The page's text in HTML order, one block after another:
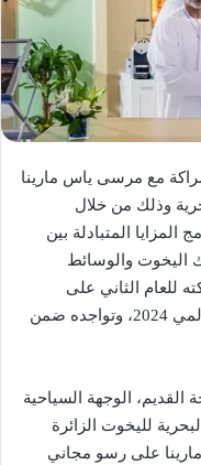
مع مرسى ياس مارينا
وذلك من خلال
المتبادلة بين
اليخوت والوسائط
للعام الثاني على
التوالي بمعرض دبي الدولي للقوارب العالمي 2024، وتواجده ضمن
الوجهة السياحية
لليخوت الزائرة
على رسو مجاني